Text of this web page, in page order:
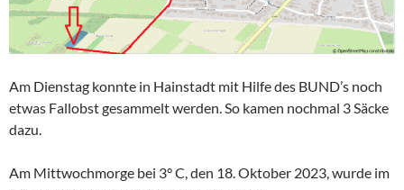
Am Dienstag konnte in Hainstadt mit Hilfe des BUND’s noch
etwas Fallobst gesammelt werden. So kamen nochmal 3 Säcke
dazu.
Am Mittwochmorge bei 3° C, den 18. Oktober 2023, wurde im